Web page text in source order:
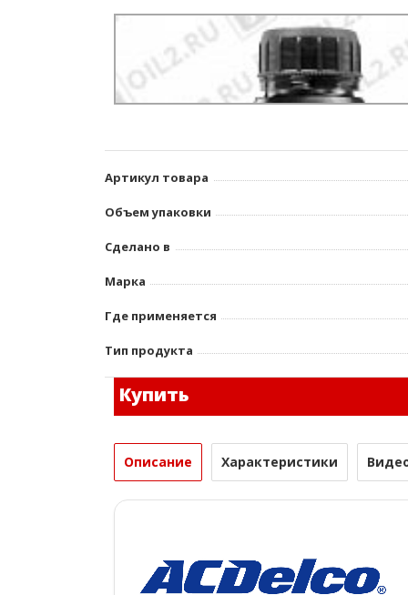
Артикул товара
Объем упаковки
Сделано в
Марка
Где применяется
Тип продукта
Купить
Описание Характеристики